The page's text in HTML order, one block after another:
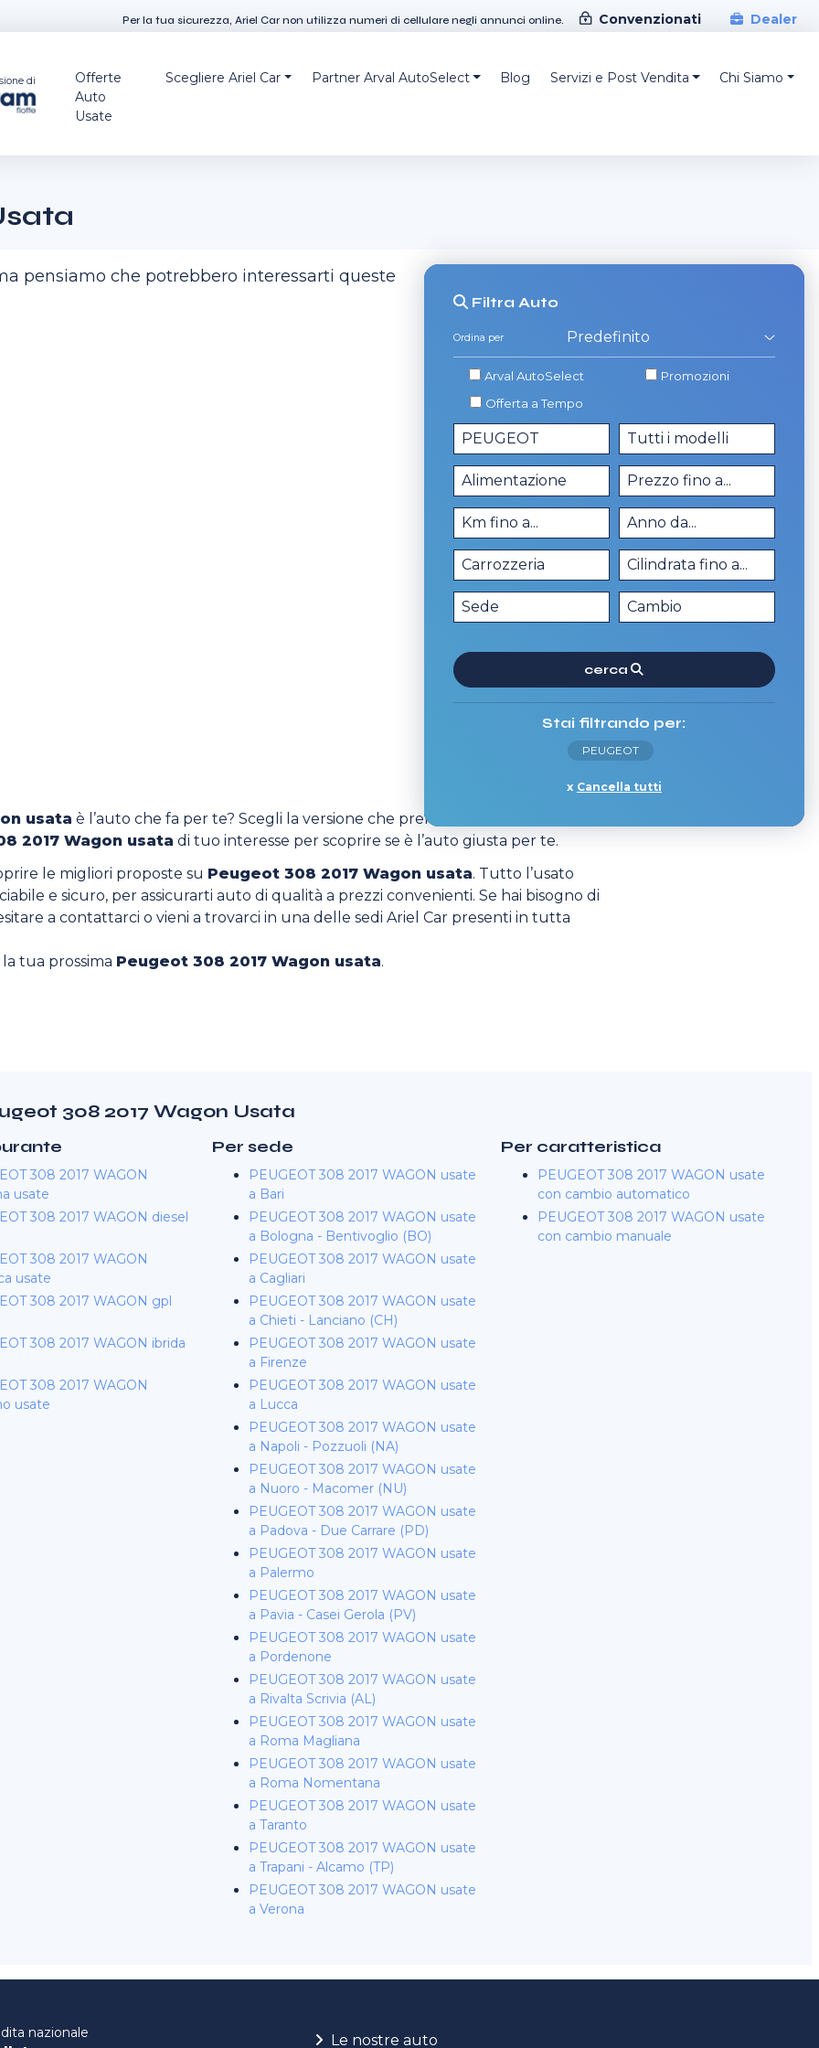
Per la tua sicurezza, Ariel Car non utilizza numeri di cellulare negli annunci online. Convenzionati Dealer
di
Offerte
Auto
Usate
Scegliere Ariel Car Partner Arval AutoSelect Blog Servizi e Post Vendita Chi Siamo
pensiamo che potrebbero interessarti queste
Filtra Auto
Ordina per
Arval AutoSelect
Promozioni
Offerta a Tempo
cerca
Stai filtrando per:
PEUGEOT
Cancella tutti
usata è l’auto che fa per te? Scegli la versione che preferisci e scopri tutti i
2017 Wagon usata di tuo interesse per scoprire se è l’auto giusta per te.
le migliori proposte su Peugeot 308 2017 Wagon usata. Tutto l’usato
e sicuro, per assicurarti auto di qualità a prezzi convenienti. Se hai bisogno di
a contattarci o vieni a trovarci in una delle sedi Ariel Car presenti in tutta
tua prossima Peugeot 308 2017 Wagon usata.
308 2017 Wagon Usata
308 2017 WAGON
usate
308 2017 WAGON diesel
308 2017 WAGON
usate
308 2017 WAGON gpl
308 2017 WAGON ibrida
308 2017 WAGON
usate
Per sede
PEUGEOT 308 2017 WAGON usate
a Bari
PEUGEOT 308 2017 WAGON usate
a Bologna - Bentivoglio (BO)
PEUGEOT 308 2017 WAGON usate
a Cagliari
PEUGEOT 308 2017 WAGON usate
a Chieti - Lanciano (CH)
PEUGEOT 308 2017 WAGON usate
a Firenze
PEUGEOT 308 2017 WAGON usate
a Lucca
PEUGEOT 308 2017 WAGON usate
a Napoli - Pozzuoli (NA)
PEUGEOT 308 2017 WAGON usate
a Nuoro - Macomer (NU)
PEUGEOT 308 2017 WAGON usate
a Padova - Due Carrare (PD)
PEUGEOT 308 2017 WAGON usate
a Palermo
PEUGEOT 308 2017 WAGON usate
a Pavia - Casei Gerola (PV)
PEUGEOT 308 2017 WAGON usate
a Pordenone
PEUGEOT 308 2017 WAGON usate
a Rivalta Scrivia (AL)
PEUGEOT 308 2017 WAGON usate
a Roma Magliana
PEUGEOT 308 2017 WAGON usate
a Roma Nomentana
PEUGEOT 308 2017 WAGON usate
a Taranto
PEUGEOT 308 2017 WAGON usate
a Trapani - Alcamo (TP)
PEUGEOT 308 2017 WAGON usate
a Verona
Per caratteristica
PEUGEOT 308 2017 WAGON usate
con cambio automatico
PEUGEOT 308 2017 WAGON usate
con cambio manuale
nazionale
Le nostre auto